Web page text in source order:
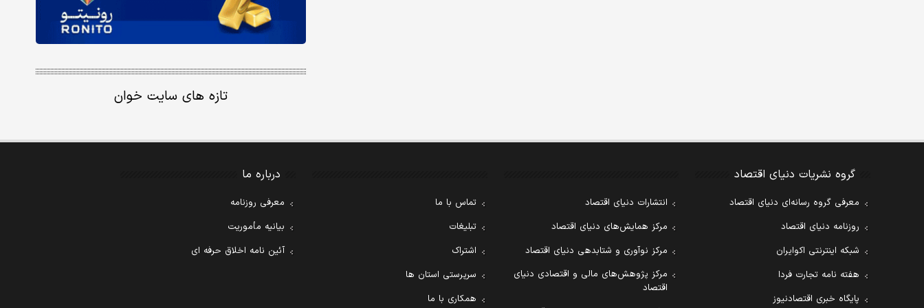
تازه های سایت خوان
گروه نشریات دنیای اقتصاد
معرفی گروه رسانه‌ای دنیای اقتصاد
روزنامه دنیای اقتصاد
شبکه اینترنتی اکوایران
هفته نامه تجارت فردا
پایگاه خبری اقتصادنیوز
انتشارات دنیای اقتصاد
مرکز همایش‌های دنیای اقتصاد
مرکز نوآوری و شتابدهی دنیای اقتصاد
مرکز پژوهش‌های مالی و اقتصادی دنیای
اقتصاد
تماس با ما
تبلیغات
اشتراک
سرپرستی استان ها
همکاری با ما
درباره ما
معرفی روزنامه
بیانیه مأموریت
آئین نامه اخلاق حرفه ای